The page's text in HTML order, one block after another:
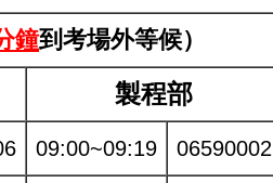
鐘到考場外等候）
製程部
09:00~09:19 06590002